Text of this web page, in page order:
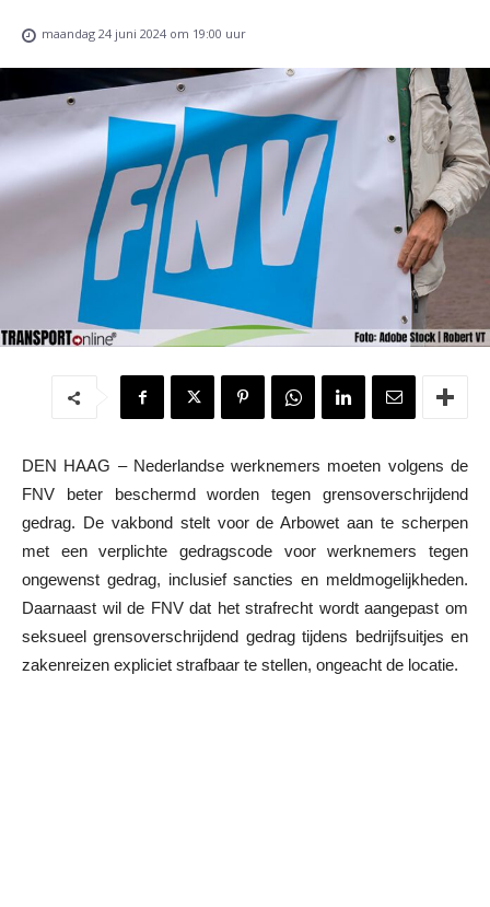
maandag 24 juni 2024 om 19:00 uur
DEN HAAG – Nederlandse werknemers moeten volgens de
FNV beter beschermd worden tegen grensoverschrijdend
gedrag. De vakbond stelt voor de Arbowet aan te scherpen
met een verplichte gedragscode voor werknemers tegen
ongewenst gedrag, inclusief sancties en meldmogelijkheden.
Daarnaast wil de FNV dat het strafrecht wordt aangepast om
seksueel grensoverschrijdend gedrag tijdens bedrijfsuitjes en
zakenreizen expliciet strafbaar te stellen, ongeacht de locatie.